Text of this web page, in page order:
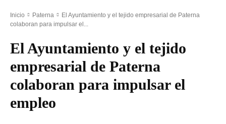
Inicio Paterna
El Ayuntamiento y el tejido empresarial de Paterna
colaboran para impulsar el...
El Ayuntamiento y el tejido
empresarial de Paterna
colaboran para impulsar el
empleo